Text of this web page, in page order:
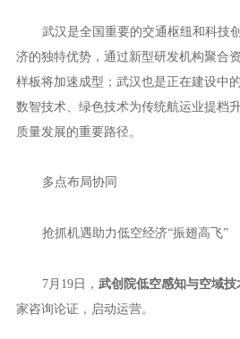
武汉是全国重要的交通枢纽和科技
济的独特优势，通过新型研发机构聚合
样板将加速成型；武汉也是正在建设中
数智技术、绿色技术为传统航运业提档
质量发展的重要路径。
多点布局协同
抢抓机遇助力低空经济“振翅高飞”
7月19日， 武创院低空感知与空域技
家咨询论证，启动运营。